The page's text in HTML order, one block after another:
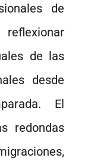
de
de las
desde
El
redondas